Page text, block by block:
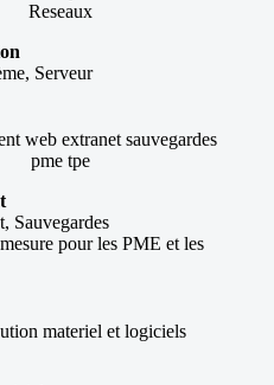
Serveur
Sauvegardes
pour les PME et les